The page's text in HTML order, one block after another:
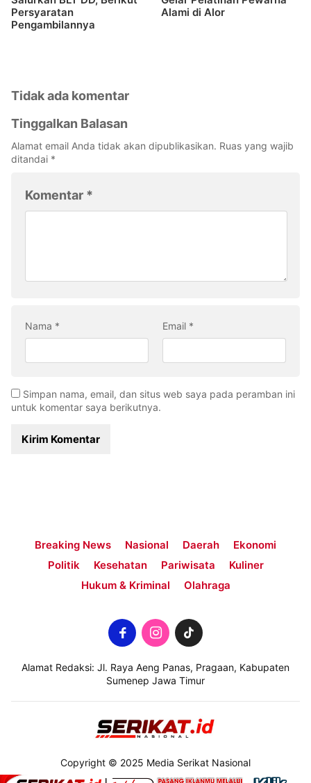
Persyaratan
Pengambilannya
Alami di Alor
Tidak ada komentar
Tinggalkan Balasan
Alamat email Anda tidak akan dipublikasikan. Ruas yang wajib
ditandai *
Komentar *
Nama * Email *
Simpan nama, email, dan situs web saya pada peramban ini
untuk komentar saya berikutnya.
Breaking News Nasional Daerah
Ekonomi
Politik
Kesehatan Pariwisata
Kuliner
Hukum & Kriminal
Olahraga
Alamat Redaksi: Jl. Raya Aeng Panas, Pragaan, Kabupaten
Sumenep Jawa Timur
Copyright © 2025 Media Serikat Nasional